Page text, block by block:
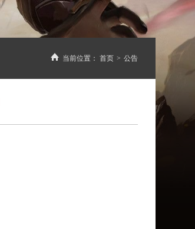
当前位置： 首页 > 公告